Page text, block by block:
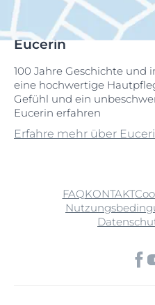
Eucerin
100 Jahre Geschichte und
eine hochwertige
Gefühl und ein
Eucerin erfahren
Erfahre mehr über
FAQKONTAKT